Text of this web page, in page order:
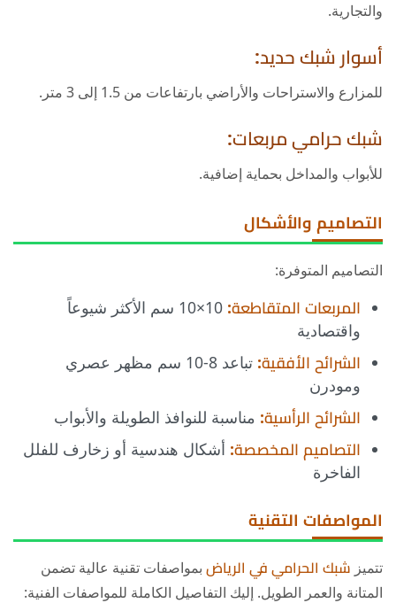
والتجارية.
أسوار شبك حديد:
للمزارع والاستراحات والأراضي بارتفاعات من 1.5 إلى 3 متر.
شبك حرامي مربعات:
للأبواب والمداخل بحماية إضافية.
التصاميم والأشكال
التصاميم المتوفرة:
المربعات المتقاطعة:
10×10 سم الأكثر شيوعاً
واقتصادية
الشرائح الأفقية:
تباعد 8-10 سم مظهر عصري
ومودرن
الشرائح الرأسية: مناسبة للنوافذ الطويلة والأبواب
التصاميم المخصصة: أشكال هندسية أو زخارف للفلل
الفاخرة
المواصفات التقنية
تتميز شبك الحرامي في الرياض بمواصفات تقنية عالية تضمن
المتانة والعمر الطويل. إليك التفاصيل الكاملة للمواصفات الفنية: